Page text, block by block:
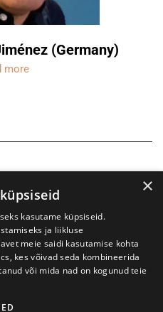
(Germany)
more
×
kasutame küpsiseid.
ja liikluse
meie saidi kasutamise kohta
kes võivad seda kombineerida
või mida nad on kogunud teie